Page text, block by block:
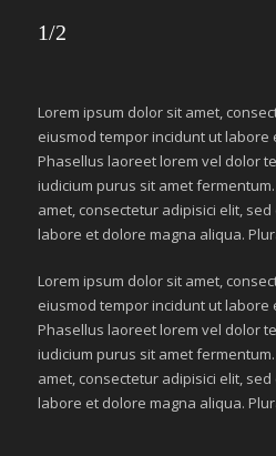
1/2
Lorem ipsum dolor sit amet,
eiusmod tempor incidunt ut labore
Phasellus laoreet lorem vel dolor
iudicium purus sit amet
amet, consectetur adipisici elit,
labore et dolore magna aliqua.
Lorem ipsum dolor sit amet,
eiusmod tempor incidunt ut labore
Phasellus laoreet lorem vel dolor
iudicium purus sit amet
amet, consectetur adipisici elit,
labore et dolore magna aliqua.